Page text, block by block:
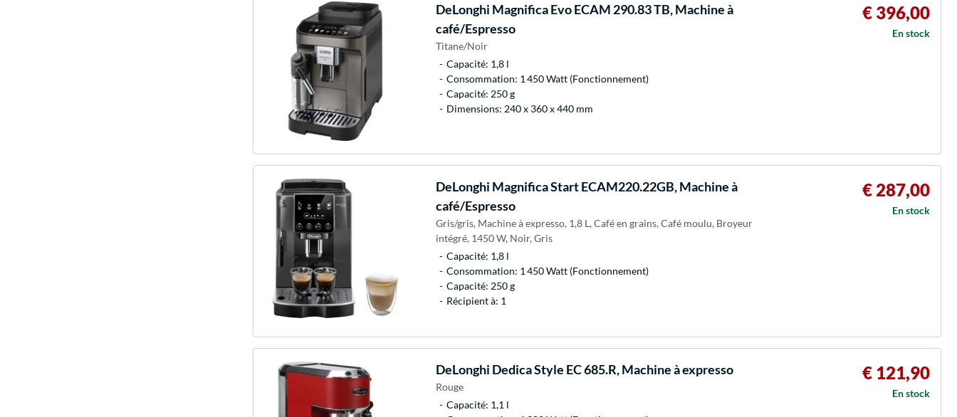
DeLonghi Magnifica Evo ECAM 290.83 TB, Machine à
café/Espresso
Titane/Noir
Capacité: 1,8 l
Consommation: 1 450 Watt (Fonctionnement)
Capacité: 250 g
Dimensions: 240 x 360 x 440 mm
€ 396,00
En stock
DeLonghi Magnifica Start ECAM220.22GB, Machine à
café/Espresso
Gris/gris, Machine à expresso, 1,8 L, Café en grains, Café moulu, Broyeur
intégré, 1450 W, Noir, Gris
Capacité: 1,8 l
Consommation: 1 450 Watt (Fonctionnement)
Capacité: 250 g
Récipient à: 1
€ 287,00
En stock
DeLonghi Dedica Style EC 685.R, Machine à expresso
Rouge
Capacité: 1,1 l
€ 121,90
En stock